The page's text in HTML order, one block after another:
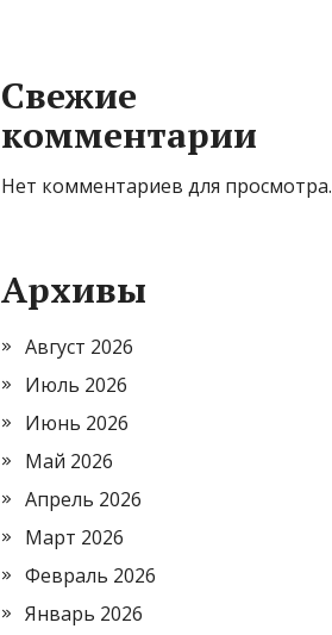
Свежие
комментарии
Нет комментариев для просмотра.
Архивы
Август 2026
Июль 2026
Июнь 2026
Май 2026
Апрель 2026
Март 2026
Февраль 2026
Январь 2026